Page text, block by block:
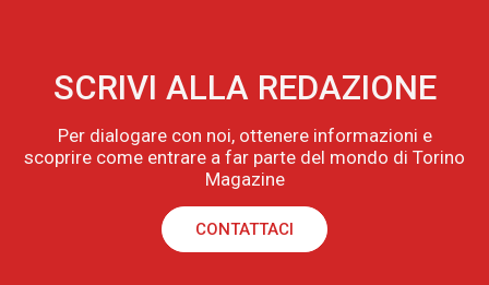
SCRIVI ALLA REDAZIONE
Per dialogare con noi, ottenere informazioni e
scoprire come entrare a far parte del mondo di Torino
Magazine
CONTATTACI